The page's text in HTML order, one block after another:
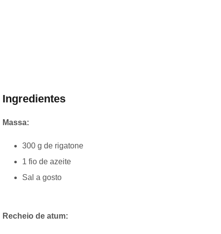
Ingredientes
Massa:
300 g de rigatone
1 fio de azeite
Sal a gosto
Recheio de atum: